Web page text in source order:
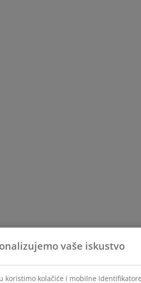
vaše iskustvo
koristimo kolačiće i mobilne